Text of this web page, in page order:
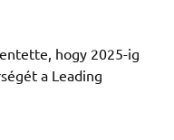
hogy 2025-ig
a Leading